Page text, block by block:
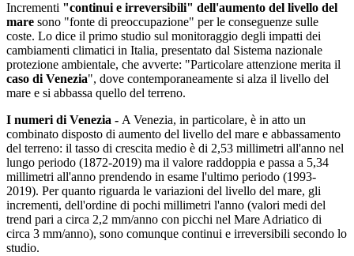
Incrementi "continui e irreversibili" dell'aumento del livello del
mare sono "fonte di preoccupazione" per le conseguenze sulle
coste. Lo dice il primo studio sul monitoraggio degli impatti dei
cambiamenti climatici in Italia, presentato dal Sistema nazionale
protezione ambientale, che avverte: "Particolare attenzione merita il
caso di Venezia", dove contemporaneamente si alza il livello del
mare e si abbassa quello del terreno.
I numeri di Venezia - A Venezia, in particolare, è in atto un
combinato disposto di aumento del livello del mare e abbassamento
del terreno: il tasso di crescita medio è di 2,53 millimetri all'anno nel
lungo periodo (1872-2019) ma il valore raddoppia e passa a 5,34
millimetri all'anno prendendo in esame l'ultimo periodo (1993-
2019). Per quanto riguarda le variazioni del livello del mare, gli
incrementi, dell'ordine di pochi millimetri l'anno (valori medi del
trend pari a circa 2,2 mm/anno con picchi nel Mare Adriatico di
circa 3 mm/anno), sono comunque continui e irreversibili secondo lo
studio.